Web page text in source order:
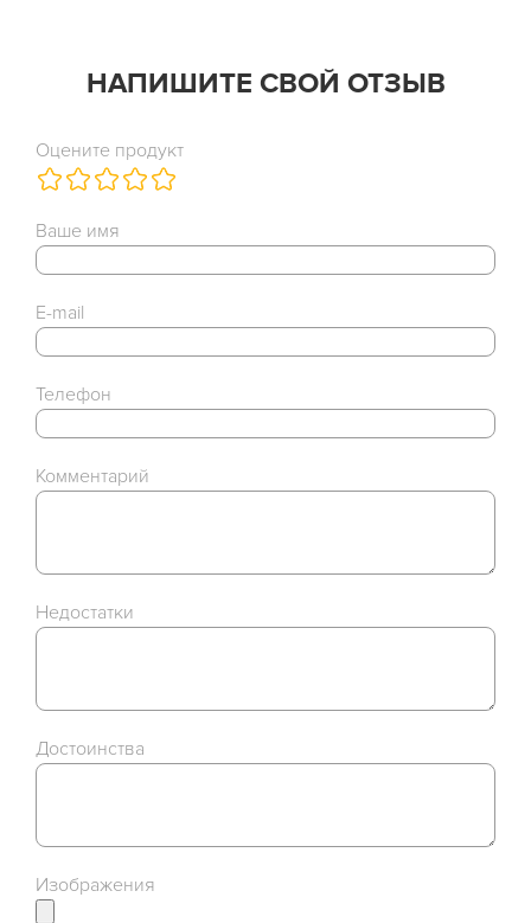
НАПИШИТЕ СВОЙ ОТЗЫВ
Оцените продукт
Ваше имя
E-mail
Телефон
Комментарий
Недостатки
Достоинства
Изображения